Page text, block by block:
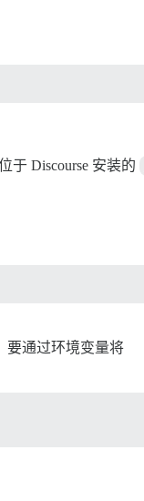
于 Discourse 安装的
要通过环境变量将